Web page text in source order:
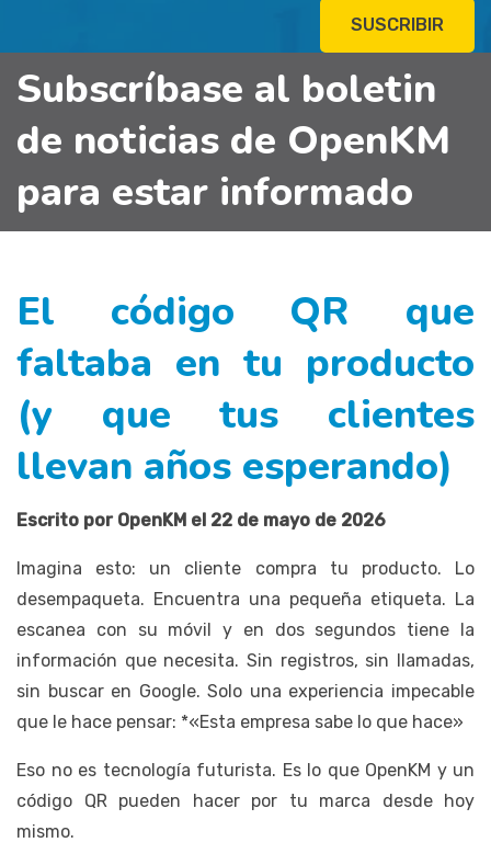
SUSCRIBIR
Subscríbase al boletin
de noticias de OpenKM
para estar informado
El código QR que
faltaba en tu producto
(y que tus clientes
llevan años esperando)
Escrito por OpenKM el 22 de mayo de 2026
Imagina esto: un cliente compra tu producto. Lo
desempaqueta. Encuentra una pequeña etiqueta. La
escanea con su móvil y en dos segundos tiene la
información que necesita. Sin registros, sin llamadas,
sin buscar en Google. Solo una experiencia impecable
que le hace pensar: *«Esta empresa sabe lo que hace»
Eso no es tecnología futurista. Es lo que OpenKM y un
código QR pueden hacer por tu marca desde hoy
mismo.